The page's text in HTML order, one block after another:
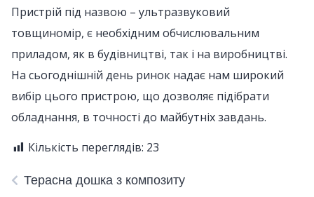
Пристрій під назвою – ультразвуковий
товщиномір, є необхідним обчислювальним
приладом, як в будівництві, так і на виробництві.
На сьогоднішній день ринок надає нам широкий
вибір цього пристрою, що дозволяє підібрати
обладнання, в точності до майбутніх завдань.
Кількість переглядів: 23
Терасна дошка з композиту